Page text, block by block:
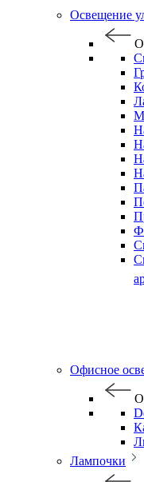
Освещение
Офисное
Лампочки